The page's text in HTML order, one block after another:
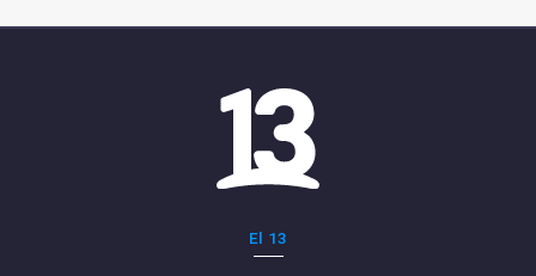
El 13